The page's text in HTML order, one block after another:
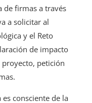
de firmas a través
a solicitar al
y el Reto
de impacto
petición
consciente de la